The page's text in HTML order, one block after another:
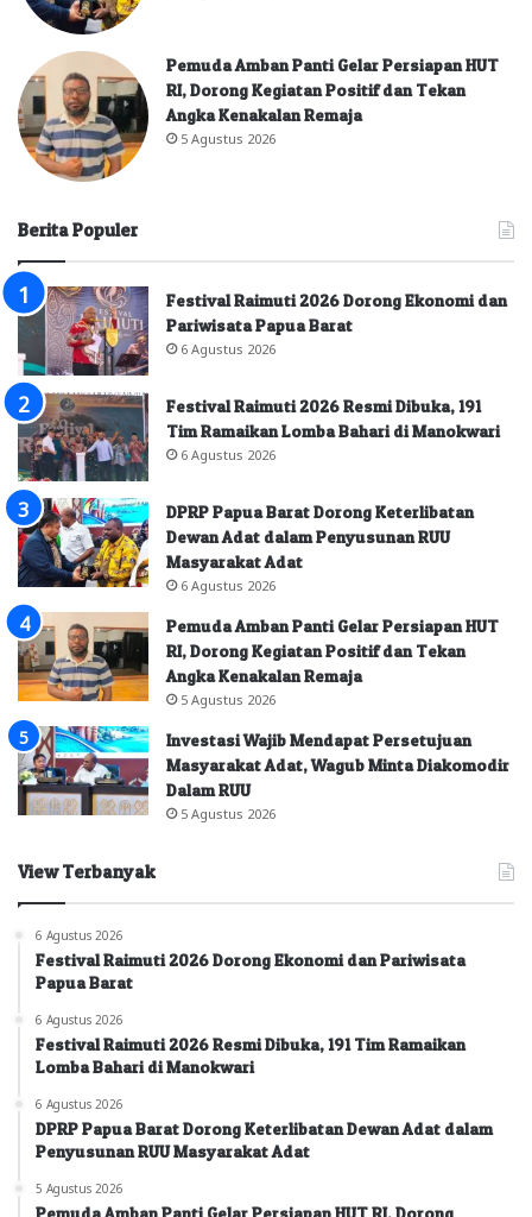
Pemuda Amban Panti Gelar Persiapan HUT
RI, Dorong Kegiatan Positif dan Tekan
Angka Kenakalan Remaja
5 Agustus 2026
Berita Populer
Festival Raimuti 2026 Dorong Ekonomi dan
Pariwisata Papua Barat
6 Agustus 2026
Festival Raimuti 2026 Resmi Dibuka, 191
Tim Ramaikan Lomba Bahari di Manokwari
6 Agustus 2026
DPRP Papua Barat Dorong Keterlibatan
Dewan Adat dalam Penyusunan RUU
Masyarakat Adat
6 Agustus 2026
Pemuda Amban Panti Gelar Persiapan HUT
RI, Dorong Kegiatan Positif dan Tekan
Angka Kenakalan Remaja
5 Agustus 2026
Investasi Wajib Mendapat Persetujuan
Masyarakat Adat, Wagub Minta Diakomodir
Dalam RUU
5 Agustus 2026
View Terbanyak
6 Agustus 2026
Festival Raimuti 2026 Dorong Ekonomi dan Pariwisata
Papua Barat
6 Agustus 2026
Festival Raimuti 2026 Resmi Dibuka, 191 Tim Ramaikan
Lomba Bahari di Manokwari
6 Agustus 2026
DPRP Papua Barat Dorong Keterlibatan Dewan Adat dalam
Penyusunan RUU Masyarakat Adat
5 Agustus 2026